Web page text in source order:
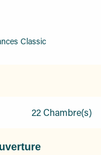
Classic
22 Chambre(s)